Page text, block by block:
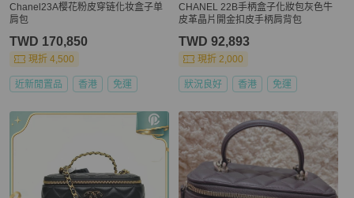
Chanel23A樱花粉皮穿链化妆盒子单
肩包
TWD 170,850
現折 4,500
近新閒置品 香港 免運
CHANEL 22B手柄盒子化妝包灰色牛
皮革晶片開金扣皮手柄肩背包
TWD 92,893
現折 2,000
狀況良好 香港 免運